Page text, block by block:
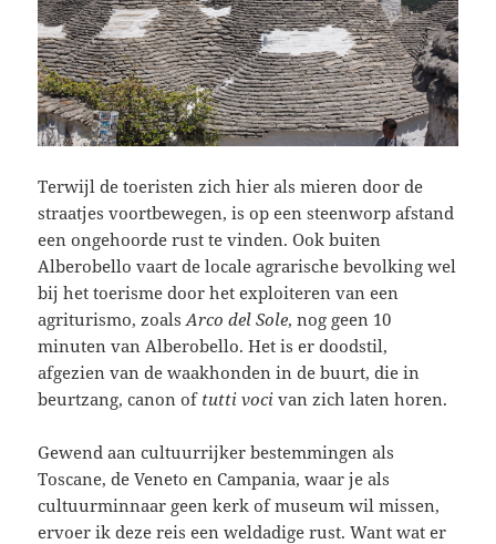
Terwijl de toeristen zich hier als mieren door de
straatjes voortbewegen, is op een steenworp afstand
een ongehoorde rust te vinden. Ook buiten
Alberobello vaart de locale agrarische bevolking wel
bij het toerisme door het exploiteren van een
agriturismo, zoalsArco del Sole, nog geen 10
minuten van Alberobello. Het is er doodstil,
afgezien van de waakhonden in de buurt, die in
beurtzang, canon of tutti voci van zich laten horen.
Gewend aan cultuurrijker bestemmingen als
Toscane, de Veneto en Campania, waar je als
cultuurminnaar geen kerk of museum wil missen,
ervoer ik deze reis een weldadige rust. Want wat er